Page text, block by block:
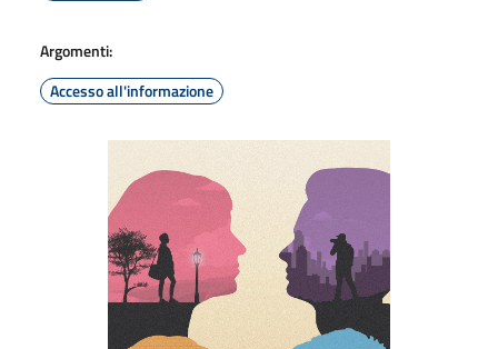
Argomenti:
Accesso all'informazione